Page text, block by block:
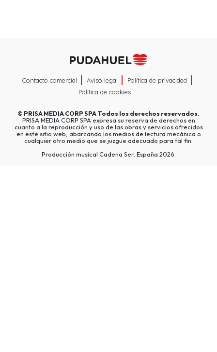
Contacto comercial Aviso legal
Política de privacidad
Política de cookies
© PRISA MEDIA CORP SPATodos los derechos reservados.
PRISA MEDIA CORP SPA expresa su reserva de derechos en
cuanto a la reproducción y uso de las obras y servicios ofrecidos
en este sitio web, abarcando los medios de lectura mecánica o
cualquier otro medio que se juzgue adecuado para tal fin.
Producción musical Cadena Ser, España 2026.